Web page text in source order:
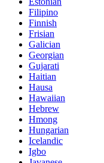
Filipino
Finnish
Frisian
Galician
Georgian
Gujarati
Haitian
Hausa
Hawaiian
Hebrew
Hmong
Hungarian
Icelandic
Igbo